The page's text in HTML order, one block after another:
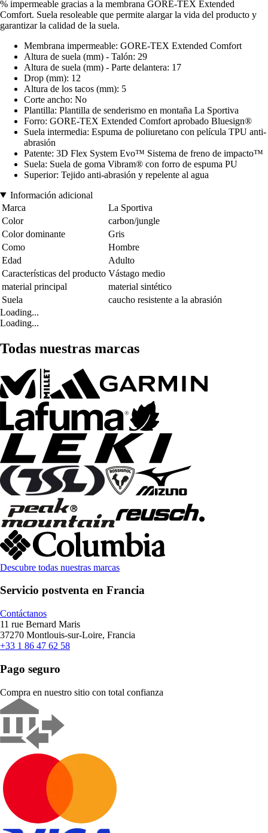
% impermeable gracias a la membrana GORE-TEX Extended
Comfort. Suela resoleable que permite alargar la vida del producto y
garantizar la calidad de la suela.
Membrana impermeable: GORE-TEX Extended Comfort
Altura de suela (mm) - Talón: 29
Altura de suela (mm) - Parte delantera: 17
Drop (mm): 12
Altura de los tacos (mm): 5
Corte ancho: No
Plantilla: Plantilla de senderismo en montaña La Sportiva
Forro: GORE-TEX Extended Comfort aprobado Bluesign®
Suela intermedia: Espuma de poliuretano con película TPU anti-
abrasión
Patente: 3D Flex System Evo™ Sistema de freno de impacto™
Suela: Suela de goma Vibram® con forro de espuma PU
Superior: Tejido anti-abrasión y repelente al agua
Información adicional
Marca
La Sportiva
Color
carbon/jungle
Color dominante
Gris
Como
Hombre
Edad
Adulto
Características del producto Vástago medio
material principal
material sintético
Suela
caucho resistente a la abrasión
Loading...
Loading...
Todas nuestras marcas
Descubre todas nuestras marcas
Servicio postventa en Francia
Contáctanos
11 rue Bernard Maris
37270 Montlouis-sur-Loire, Francia
+33 1 86 47 62 58
Pago seguro
Compra en nuestro sitio con total confianza